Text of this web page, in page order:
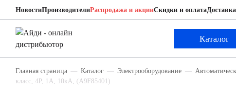
НовостиПроизводителиРаспродажа и акцииСкидки и оплата
Каталог
Главная страница Каталог Электрооборудование
класс, 4P, 1А, 10кА, (A9F85401)
Schneider Electric A9F85401
Автоматический выключатель